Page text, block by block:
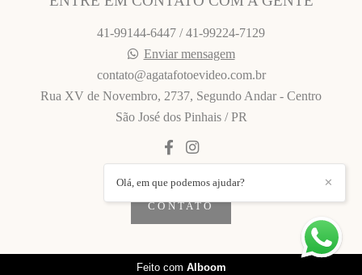
41-99144-6447 / 41-99224-7129
Enviar mensagem
contato@agatafotoevideo.com.br
Rua XV de Novembro, 2737, Segundo Andar - Centro
São José dos Pinhais / PR
CONTATO
✕
Olá, em que podemos ajudar?
Feito com Alboom